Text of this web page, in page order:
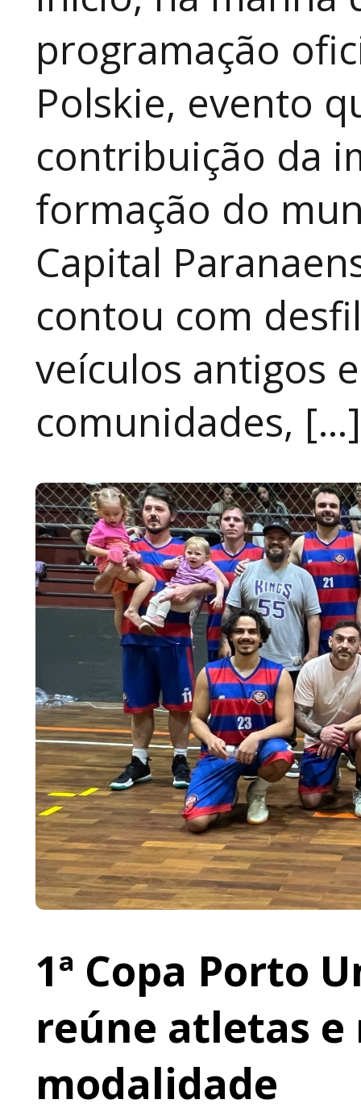
programação
Polskie, evento
contribuição da
formação do
Capital
contou com
veículos antigos
comunidades, […]
1ª Copa Porto
reúne atletas
modalidade